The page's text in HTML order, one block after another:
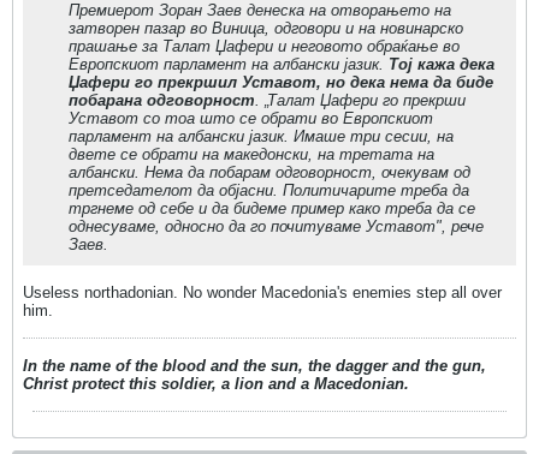
Премиерот Зоран Заев денеска на отворањето на
затворен пазар во Виница, одговори и на новинарско
прашање за Талат Џафери и неговото обраќање во
Европскиот парламент на албански јазик. Тој кажа дека
Џафери го прекршил Уставот, но дека нема да биде
побарана одговорност. „Талат Џафери го прекрши
Уставот со тоа што се обрати во Европскиот
парламент на албански јазик. Имаше три сесии, на
двете се обрати на македонски, на третата на
албански. Нема да побарам одговорност, очекувам од
претседателот да објасни. Политичарите треба да
тргнеме од себе и да бидеме пример како треба да се
однесуваме, односно да го почитуваме Уставот", рече
Заев.
Useless northadonian. No wonder Macedonia's enemies step all over
him.
In the name of the blood and the sun, the dagger and the gun,
Christ protect this soldier, a lion and a Macedonian.